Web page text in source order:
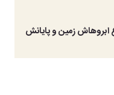
زمین و پایانش